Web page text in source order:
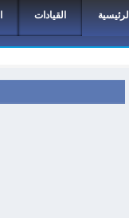
الرئيسية القيادات